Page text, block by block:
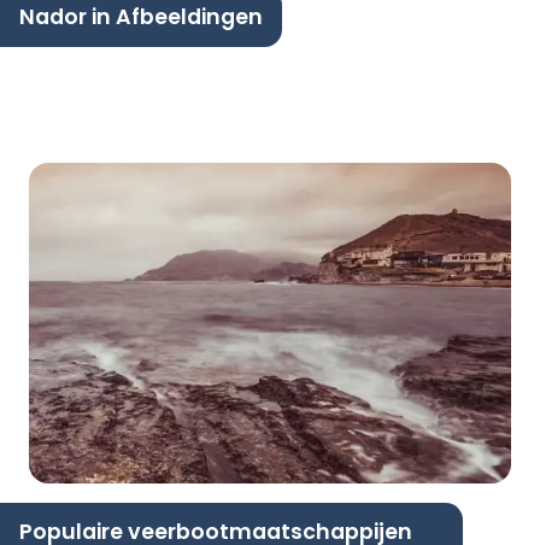
Nador in Afbeeldingen
Populaire veerbootmaatschappijen